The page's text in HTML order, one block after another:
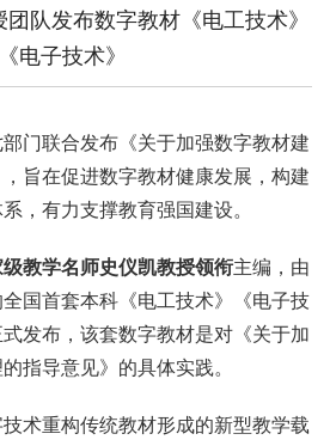
队发布数字教材《电工技术》
《电子技术》
门联合发布《关于加强数字教材建
旨在促进数字教材健康发展，构建
，有力支撑教育强国建设。
级教学名师史仪凯教授领衔主编，由
国首套本科《电工技术》《电子技
发布，该套数字教材是对《关于加
指导意见》的具体实践。
术重构传统教材形成的新型教学载